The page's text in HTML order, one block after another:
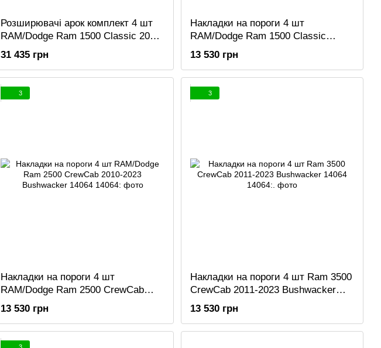
Розширювачі арок комплект 4 шт
RAM/Dodge Ram 1500 Classic 2009-
2018 Pocket-style чорний
Bushwacker 50915-02
31 435 грн
Накладки на пороги 4 шт
RAM/Dodge Ram 1500 Classic
CrewCab 2009-2024 Bushwacker
14064
13 530 грн
3
Накладки на пороги 4 шт
RAM/Dodge Ram 2500 CrewCab
2010-2023 Bushwacker 14064
13 530 грн
3
Накладки на пороги 4 шт Ram 3500
CrewCab 2011-2023 Bushwacker
14064
13 530 грн